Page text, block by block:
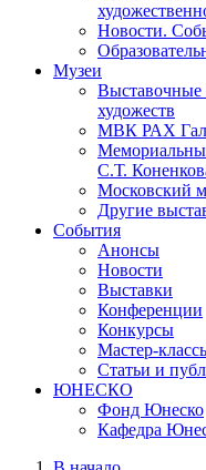
Новости.
Музеи
Выставочные
художеств
МВК РАХ
С.Т.
Московский
Другие
События
Анонсы
Новости
Выставки
Конференции
Конкурсы
Мастер-
Статьи и
ЮНЕСКО
Фонд Юнеско
Кафедра